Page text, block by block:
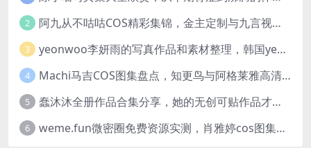
2 阿九从不咕咕COS精彩集锦，金主定制与九言视频分享
3 yeonwoo李妍雨的写真作品和素材整理，韩国yeonwoo牛奶胶卷完整版欣赏
4 Machi马吉COS图集盘点，知更鸟与阿格莱雅高清图包欣赏
5 蠢沐沐全册作品合集分享，她的无创可贴作品才是网友们的超爱
6 weme.fun微密圈免费资源实测，肖雅婷cos图集完整浏览体验